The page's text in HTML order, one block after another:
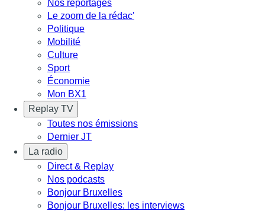
Nos reportages
Le zoom de la rédac'
Politique
Mobilité
Culture
Sport
Économie
Mon BX1
Replay TV
Toutes nos émissions
Dernier JT
La radio
Direct & Replay
Nos podcasts
Bonjour Bruxelles
Bonjour Bruxelles: les interviews